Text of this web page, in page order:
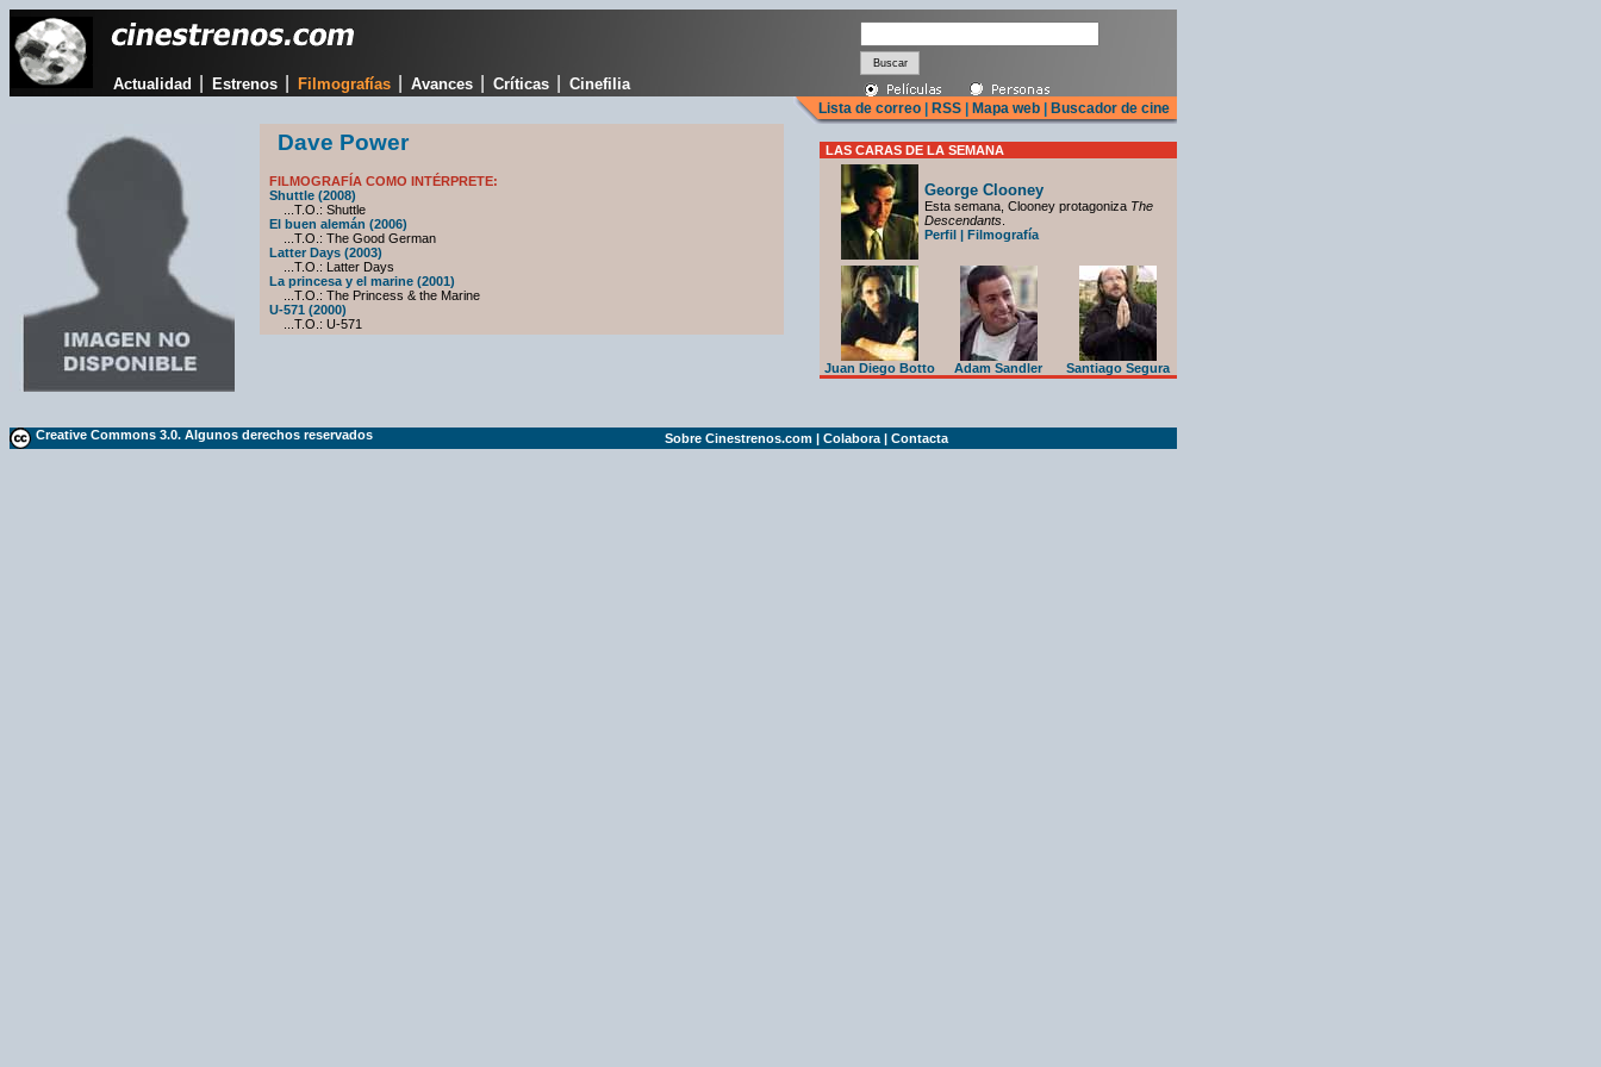
Actualidad Estrenos Filmografías Avances Críticas Cinefilia
Lista de correo RSS Mapa web Buscador de cine
Dave Power
FILMOGRAFÍA COMO INTÉRPRETE:
Shuttle (2008)
...T.O.: Shuttle
El buen alemán (2006)
...T.O.: The Good German
Latter Days (2003)
...T.O.: Latter Days
La princesa y el marine (2001)
...T.O.: The Princess & the Marine
U-571 (2000)
...T.O.: U-571
LAS CARAS DE LA SEMANA
George Clooney
Esta semana, Clooney protagoniza The
Descendants
Perfil | Filmografía
Juan Diego Botto Adam Sandler Santiago Segura
Creative Commons 3.0. Algunos derechos reservados Sobre Cinestrenos.com | Colabora | Contacta